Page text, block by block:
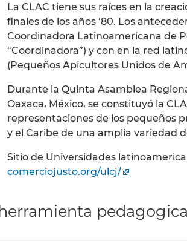
La CLAC tiene sus raíces en la
finales de los años ‘80. Los
Coordinadora Latinoamericana de
“Coordinadora”) y con en la red
(Pequeños Apicultores Unidos de
Durante la Quinta Asamblea
Oaxaca, México, se constituyó la
representaciones de los pequeños
y el Caribe de una amplia variedad
Sitio de Universidades
comerciojusto.org/ulcj/
pedagogica